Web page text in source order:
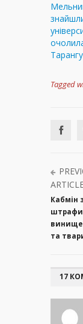
Tagged
Кабмін
штрафи
та
17